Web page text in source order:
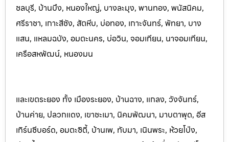
ชลบุรี, บ้านบึง, หนองใหญ่, บางละมุง, พานทอง, พนัสนิคม,
ศรีราชา, เกาะสีชัง, สัตหีบ, บ่อทอง, เกาะจันทร์, พัทยา, บาง
แสน, แหลมฉบัง, อมตะนคร, บ่อวิน, จอมเทียน, นาจอมเทียน,
เครือสหพัฒน์, หนองมน
และเขตระยอง ทั้ง เมืองระยอง, บ้านฉาง, แกลง, วังจันทร์,
บ้านค่าย, ปลวกแดง, เขาชะเมา, นิคมพัฒนา, มาบตาพุด, อีส
เทิร์นซีบอร์ด, อมตะซิตี้, บ้านเพ, ทับมา, เนินพระ, ห้วยโป่ง,